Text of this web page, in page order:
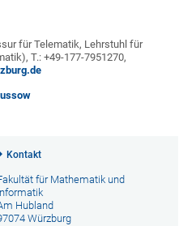
für Telematik, Lehrstuhl für
T.: +49-177-7951270,
Kontakt
für Mathematik und
Hubland
Würzburg